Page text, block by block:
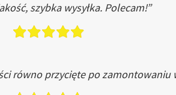
szybka wysyłka. Polecam!”
przycięte po zamontowaniu